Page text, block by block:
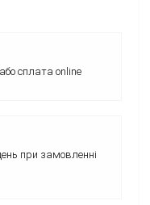
сплата online
при замовленні